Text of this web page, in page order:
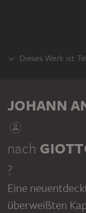
Dieses Werk ist
JOHANN
nach
?
Eine
überweißten